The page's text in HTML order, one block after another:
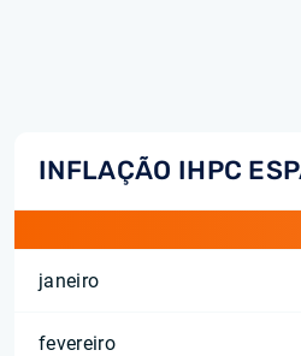
INFLAÇÃO IHPC
janeiro
fevereiro